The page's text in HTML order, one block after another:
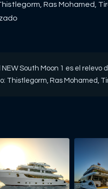
Ras Mohamed,
NEW South Moon 1 es el
Thistlegorm, Ras Mohamed,